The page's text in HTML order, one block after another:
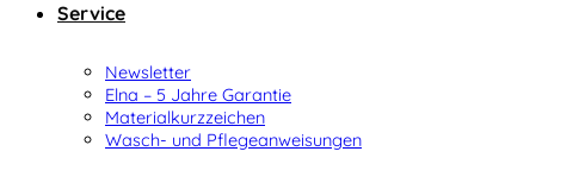
Service
Newsletter
Elna – 5 Jahre Garantie
Materialkurzzeichen
Wasch- und Pflegeanweisungen